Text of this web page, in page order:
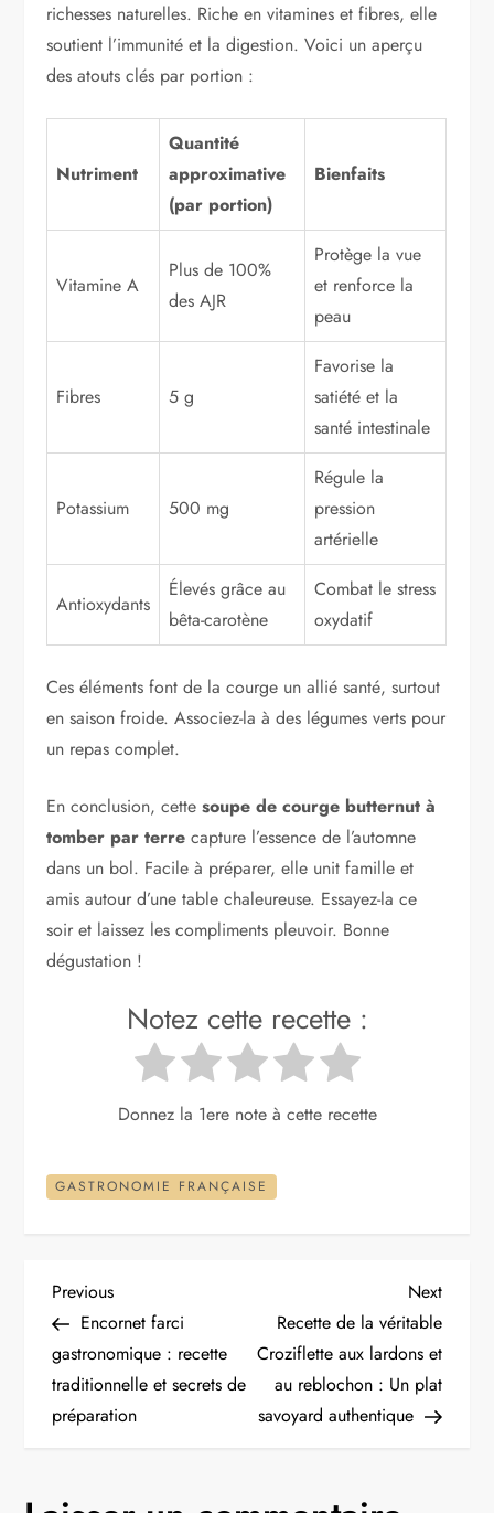
richesses naturelles. Riche en vitamines et fibres, elle
soutient l’immunité et la digestion. Voici un aperçu
des atouts clés par portion :
Nutriment
Quantité
approximative
(par portion)
Bienfaits
Vitamine A
Plus de 100%
des AJR
Protège la vue
et renforce la
peau
Fibres 5 g
Favorise la
satiété et la
santé intestinale
Potassium 500 mg
Régule la
pression
artérielle
Antioxydants
Élevés grâce au
bêta-carotène
Combat le stress
oxydatif
Ces éléments font de la courge un allié santé, surtout
en saison froide. Associez-la à des légumes verts pour
un repas complet.
En conclusion, cettesoupe de courge butternut à
tomber par terre capture l’essence de l’automne
dans un bol. Facile à préparer, elle unit famille et
amis autour d’une table chaleureuse. Essayez-la ce
soir et laissez les compliments pleuvoir. Bonne
dégustation !
Notez cette recette :
Donnez la 1ere note à cette recette
GASTRONOMIE FRANÇAISE
N
a
v
Previous
Post
Previous
Encornet farci
gastronomique : recette
traditionnelle et secrets de
préparation
Next
Post
Next
Recette de la véritable
Croziflette aux lardons et
au reblochon : Un plat
savoyard authentique